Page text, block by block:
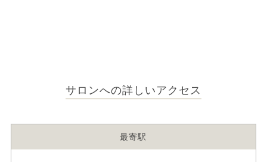
サロンへの詳しいアクセス
最寄駅